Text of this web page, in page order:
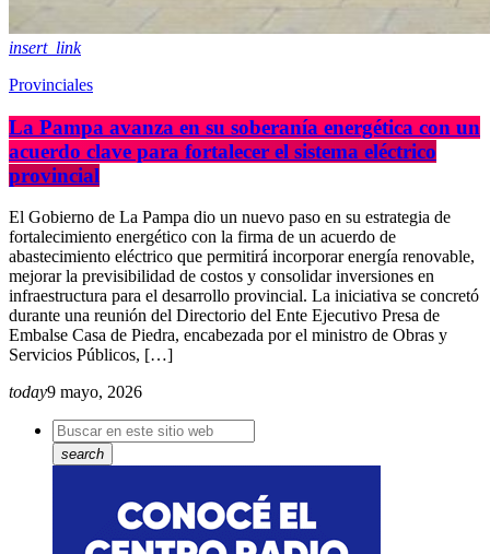
insert_link
Provinciales
La Pampa avanza en su soberanía energética con un
acuerdo clave para fortalecer el sistema eléctrico
provincial
El Gobierno de La Pampa dio un nuevo paso en su estrategia de
fortalecimiento energético con la firma de un acuerdo de
abastecimiento eléctrico que permitirá incorporar energía renovable,
mejorar la previsibilidad de costos y consolidar inversiones en
infraestructura para el desarrollo provincial. La iniciativa se concretó
durante una reunión del Directorio del Ente Ejecutivo Presa de
Embalse Casa de Piedra, encabezada por el ministro de Obras y
Servicios Públicos, […]
today9 mayo, 2026
search